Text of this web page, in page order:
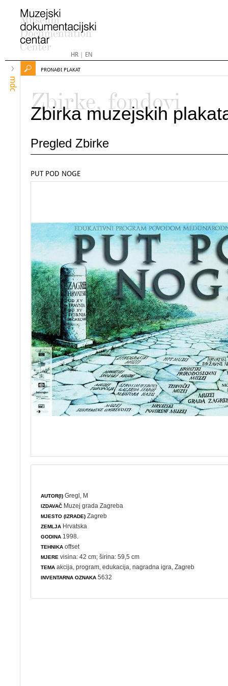
HR| EN
mdc
PRONAĐI PLAKAT
Zbirke, fondovi
Zbirka muzejskih
Pregled Zbirke
PUT POD NOGE
AUTOR(I) Gregl, M
IZDAVAČ Muzej grada Zagreba
MJESTO (IZRADE) Zagreb
ZEMLJA Hrvatska
GODINA 1998.
TEHNIKA offset
MJERE visina: 42 cm; širina: 59,5 cm
TEMA akcija ,program ,edukacija ,nagradna igra , Zagreb
INVENTARNA OZNAKA 5632